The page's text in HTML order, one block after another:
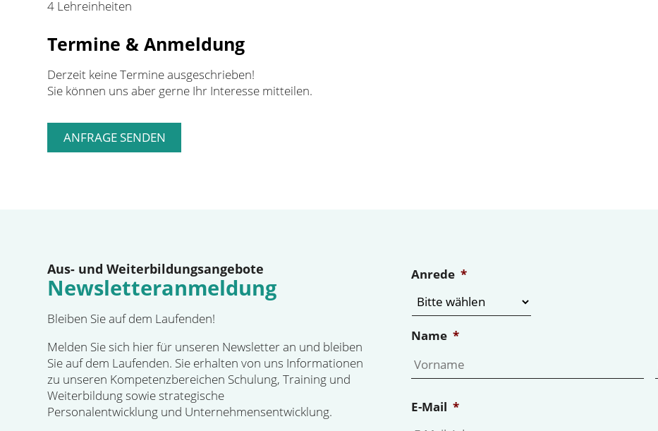
4 Lehreinheiten
Termine & Anmeldung
Derzeit keine Termine ausgeschrieben!
Sie können uns aber gerne Ihr Interesse mitteilen.
Aus- und Weiterbildungsangebote
Newsletteranmeldung
Bleiben Sie auf dem Laufenden!
Melden Sie sich hier für unseren Newsletter an und bleiben
Sie auf dem Laufenden. Sie erhalten von uns Informationen
zu unseren Kompetenzbereichen Schulung, Training und
Weiterbildung sowie strategische
Personalentwicklung und Unternehmensentwicklung.
Anrede *
Name *
E-Mail *